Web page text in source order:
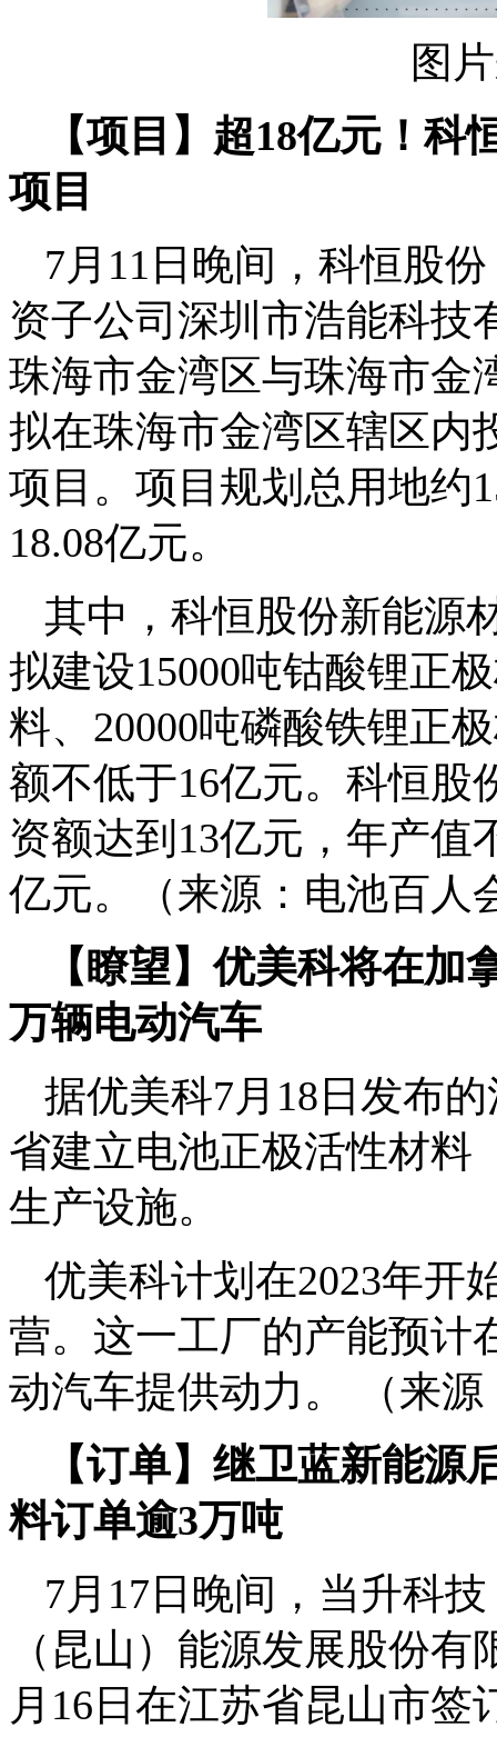
图
【项目】超18亿元！
项目
7月11日晚间，科恒股
资子公司深圳市浩能科技
珠海市金湾区与珠海市金
拟在珠海市金湾区辖区内
项目。项目规划总用地约
18.08亿元。
其中，科恒股份新能源
拟建设15000吨钴酸锂正
料、20000吨磷酸铁锂正
额不低于16亿元。科恒股
资额达到13亿元，年产值
亿元。（来源：电池百人
【瞭望】优美科将在加
万辆电动汽车
据优美科7月18日发布
省建立电池正极活性材料
生产设施。
优美科计划在2023年开
营。这一工厂的产能预计
动汽车提供动力。 （来
【订单】继卫蓝新能
料订单逾3万吨
7月17日晚间，当升科
（昆山）能源发展股份
月16日在江苏省昆山市签